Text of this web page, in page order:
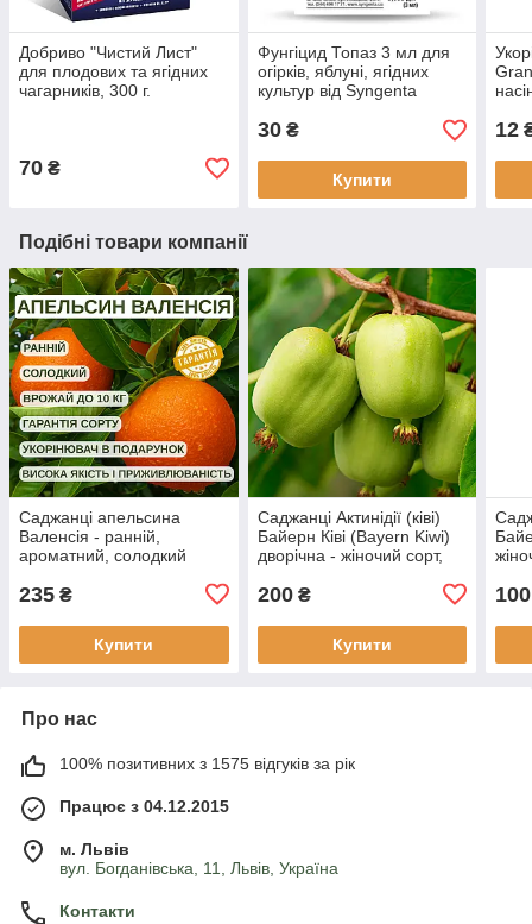
Добриво "Чистий Лист"
для плодових та ягідних
чагарників, 300 г.
70 ₴
Фунгіцид Топаз 3 мл для
огірків, яблуні, ягідних
культур від Syngenta
30₴
Купити
12
Подібні товари компанії
Саджанці апельсина
Валенсія - ранній,
ароматний, солодкий
235 ₴
Купити
Саджанці Актинідії (ківі)
Байерн Ківі (Bayern Kiwi)
дворічна - жіночий сорт,
С1.5
200₴
Купити
100
Про нас
100% позитивних з 1575 відгуків за рік
Працює з 04.12.2015
м. Львів
вул. Богданівська, 11, Львів, Україна
Контакти